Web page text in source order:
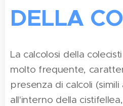
DELLA
La calcolosi della
molto frequente,
presenza di calcoli (simili
all'interno della